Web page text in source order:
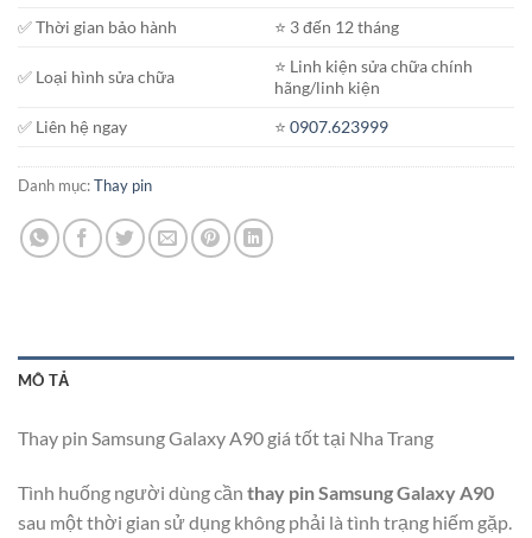
✅ Thời gian bảo hành
⭐️ 3 đến 12 tháng
✅ Loại hình sửa chữa
⭐️ Linh kiện sửa chữa chính
hãng/linh kiện
✅ Liên hệ ngay
⭐️0907.623999
Danh mục:Thay pin
MÔ TẢ
Thay pin Samsung Galaxy A90 giá tốt tại Nha Trang
Tình huống người dùng cần thay pin Samsung Galaxy A90
sau một thời gian sử dụng không phải là tình trạng hiếm gặp.